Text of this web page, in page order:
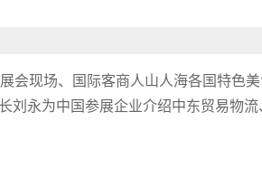
现场、国际客商人山人海各国特色
永为中国参展企业介绍中东贸易物